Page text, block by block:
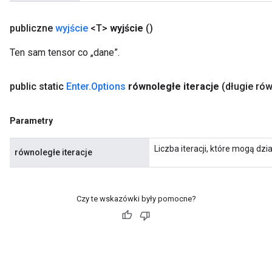
publiczne wyjście <T> wyjście ()
Ten sam tensor co „dane”.
public static Enter.Options równoległe iteracje (długie
Parametry
równoległe iteracje Liczba iteracji, które mogą
Czy te wskazówki były pomocne?